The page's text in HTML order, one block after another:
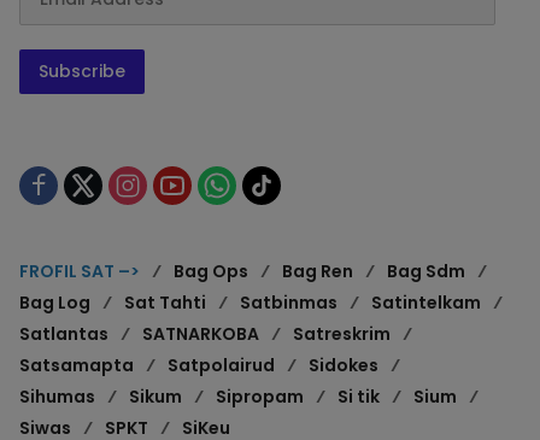
Subscribe
FROFIL SAT –> Bag Ops Bag Ren
Bag Sdm
Bag Log
Sat Tahti Satbinmas
Satintelkam
Satlantas
SATNARKOBA
Satreskrim
Satsamapta
Satpolairud
Sidokes
Sihumas
Sikum Sipropam Si tik
Sium
Siwas
SPKT SiKeu